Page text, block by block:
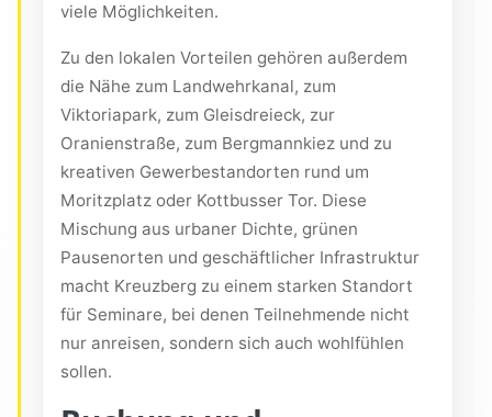
viele Möglichkeiten.
Zu den lokalen Vorteilen gehören außerdem
die Nähe zum Landwehrkanal, zum
Viktoriapark, zum Gleisdreieck, zur
Oranienstraße, zum Bergmannkiez und zu
kreativen Gewerbestandorten rund um
Moritzplatz oder Kottbusser Tor. Diese
Mischung aus urbaner Dichte, grünen
Pausenorten und geschäftlicher Infrastruktur
macht Kreuzberg zu einem starken Standort
für Seminare, bei denen Teilnehmende nicht
nur anreisen, sondern sich auch wohlfühlen
sollen.